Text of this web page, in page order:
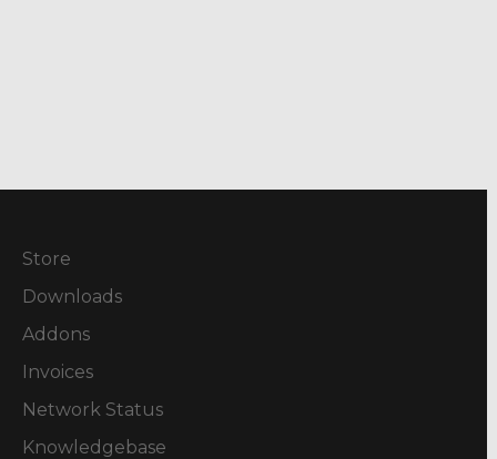
Store
Downloads
Addons
Invoices
Network Status
Knowledgebase